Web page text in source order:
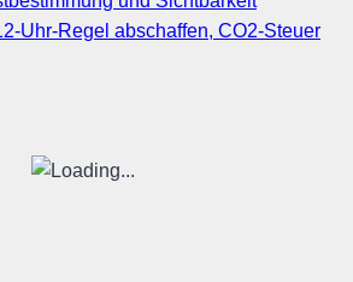
Uhr-Regel abschaffen, CO2-Steuer